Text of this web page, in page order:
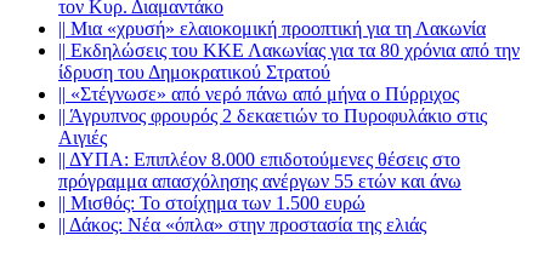
τον Κυρ. Διαμαντάκο
|| Μια «χρυσή» ελαιοκομική προοπτική για τη Λακωνία
|| Εκδηλώσεις του ΚΚΕ Λακωνίας για τα 80 χρόνια από την
ίδρυση του Δημοκρατικού Στρατού
|| «Στέγνωσε» από νερό πάνω από μήνα ο Πύρριχος
|| Άγρυπνος φρουρός 2 δεκαετιών το Πυροφυλάκιο στις
Αιγιές
|| ΔΥΠΑ: Επιπλέον 8.000 επιδοτούμενες θέσεις στο
πρόγραμμα απασχόλησης ανέργων 55 ετών και άνω
|| Μισθός: Το στοίχημα των 1.500 ευρώ
|| Δάκος: Νέα «όπλα» στην προστασία της ελιάς